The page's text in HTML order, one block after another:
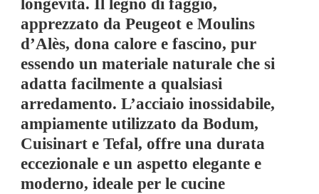
longevità. Il legno di faggio,
apprezzato da Peugeot e Moulins
d’Alès, dona calore e fascino, pur
essendo un materiale naturale che si
adatta facilmente a qualsiasi
arredamento. L’acciaio inossidabile,
ampiamente utilizzato da Bodum,
Cuisinart e Tefal, offre una durata
eccezionale e un aspetto elegante e
moderno, ideale per le cucine